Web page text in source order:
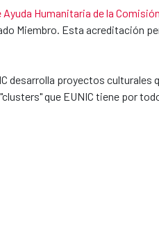
Humanitaria de la
Miembro. Esta acreditación
desarrolla proyectos culturales
que EUNIC tiene por